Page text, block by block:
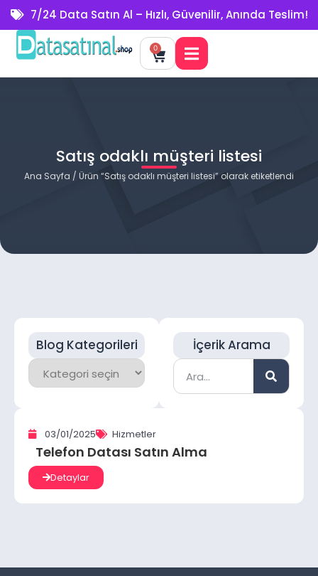
7/24 Data Satın Al – Hızlı, Güvenilir, Anında Teslim!
0
Satış odaklı müşteri listesi
Ana Sayfa / Ürün “Satış odaklı müşteri listesi” olarak etiketlendi
Blog Kategorileri İçerik Arama
03/01/2025 Hizmetler
Telefon Datası Satın Alma
Detaylar